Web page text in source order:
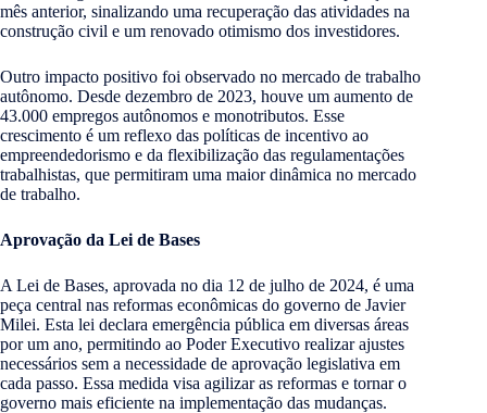
mês anterior, sinalizando uma recuperação das atividades na
construção civil e um renovado otimismo dos investidores.
Outro impacto positivo foi observado no mercado de trabalho
autônomo. Desde dezembro de 2023, houve um aumento de
43.000 empregos autônomos e monotributos. Esse
crescimento é um reflexo das políticas de incentivo ao
empreendedorismo e da flexibilização das regulamentações
trabalhistas, que permitiram uma maior dinâmica no mercado
de trabalho.
Aprovação da Lei de Bases
A Lei de Bases, aprovada no dia 12 de julho de 2024, é uma
peça central nas reformas econômicas do governo de Javier
Milei. Esta lei declara emergência pública em diversas áreas
por um ano, permitindo ao Poder Executivo realizar ajustes
necessários sem a necessidade de aprovação legislativa em
cada passo. Essa medida visa agilizar as reformas e tornar o
governo mais eficiente na implementação das mudanças.